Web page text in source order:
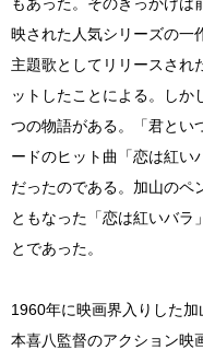
映された人気シリーズの一
主題歌としてリリースされ
ットしたことによる。しか
つの物語がある。「君とい
ードのヒット曲「恋は紅い
だったのである。加山のペ
ともなった「恋は紅いバラ
とであった。
1960年に映画界入りした
本喜八監督のアクション映